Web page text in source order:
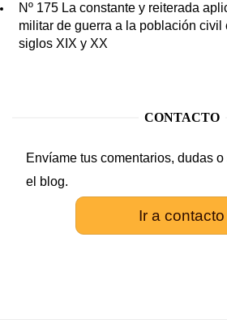
Nº 175 La constante y reiterada
militar de guerra a la población civil
siglos XIX y XX
CONTACTO
Envíame tus comentarios, dudas
el blog.
Ir a contacto